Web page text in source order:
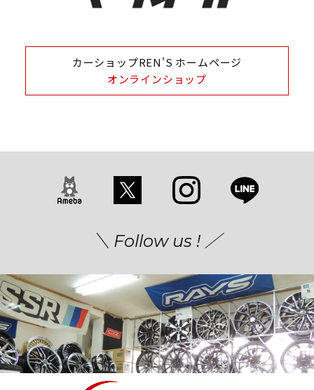
カーショップREN'S ホームページ
オンラインショップ
＼ Follow us ! ／